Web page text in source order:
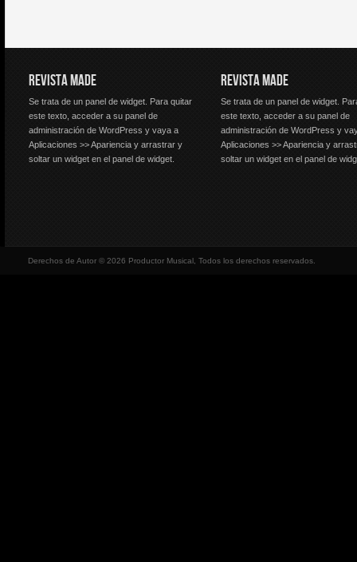
REVISTA MADE
Se trata de un panel de widget. Para quitar
este texto, acceder a su panel de
administración de WordPress y vaya a
Aplicaciones >> Apariencia y arrastrar y
soltar un widget en el panel de widget.
REVISTA MADE
Se trata de un panel de widget.
este texto, acceder a su panel de
administración de WordPress y
Aplicaciones >> Apariencia y
soltar un widget en el panel de
Derechos de Autor © 2026 Productor Musical, Todos los derechos reservados.